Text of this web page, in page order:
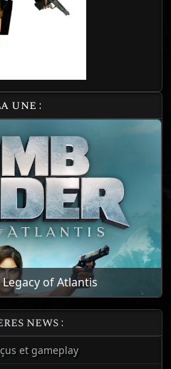
une :
of Atlantis
news :
et gameplay